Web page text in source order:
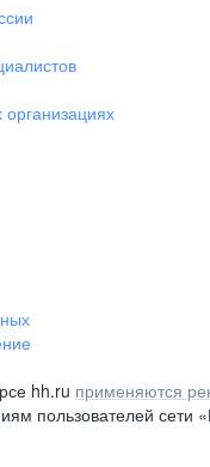
hh.ru применяются
пользователей